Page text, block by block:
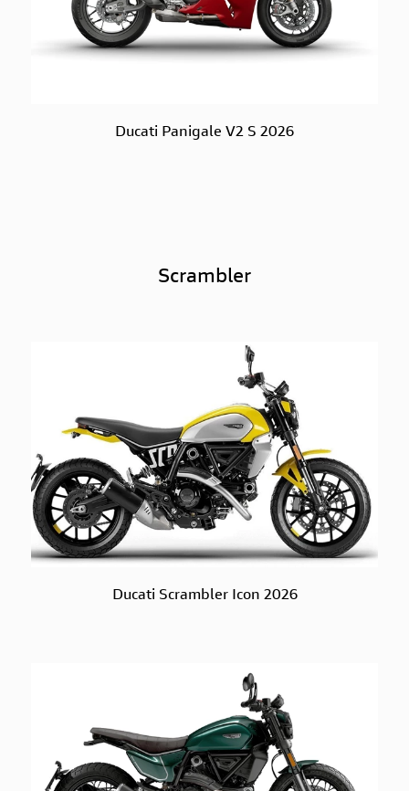
Ducati Panigale V2 S 2026
Scrambler
Ducati Scrambler Icon 2026